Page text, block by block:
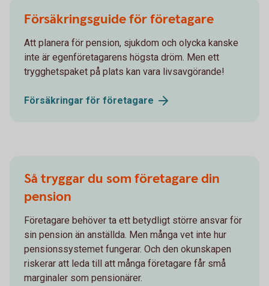
Försäkringsguide för företagare
Att planera för pension, sjukdom och olycka kanske
inte är egenföretagarens högsta dröm. Men ett
trygghetspaket på plats kan vara livsavgörande!
Försäkringar för företagare
Så tryggar du som företagare din
pension
Företagare behöver ta ett betydligt större ansvar för
sin pension än anställda. Men många vet inte hur
pensionssystemet fungerar. Och den okunskapen
riskerar att leda till att många företagare får små
marginaler som pensionärer.